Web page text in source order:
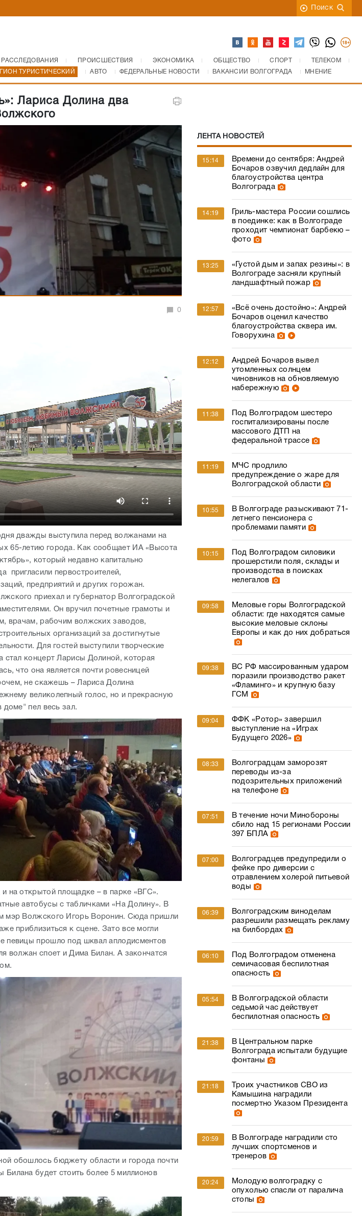
Поиск
РАССЛЕДОВАНИЯ ПРОИСШЕСТВИЯ ЭКОНОМИКА ОБЩЕСТВО СПОРТ
ТЕЛЕКОМ
ТУРИСТИЧЕСКИЙ АВТО ФЕДЕРАЛЬНЫЕ НОВОСТИ ВАКАНСИИ ВОЛГОГРАДА МНЕНИЕ
Лариса Долина два
0
дважды выступила перед волжанами на
65-летию города. Как сообщает ИА «Высота
который недавно капитально
пригласили первостроителей,
предприятий и других горожан.
приехал и губернатор Волгоградской
Он вручил почетные грамоты и
врачам, рабочим волжских заводов,
организаций за достигнутые
Для гостей выступили творческие
стал концерт Ларисы Долиной, которая
что она является почти ровесницей
не скажешь – Лариса Долина
великолепный голос, но и прекрасную
пел весь зал.
на открытой площадке – в парке «ВГС».
автобусы с табличками «На Долину». В
мэр Волжского Игорь Воронин. Сюда пришли
приблизиться к сцене. Зато все могли
певицы прошло под шквал аплодисментов
волжан споет и Дима Билан. А закончатся
обошлось бюджету области и города почти
Билана будет стоить более 5 миллионов
ЛЕНТА НОВОСТЕЙ
15:14
Времени до сентября: Андрей
Бочаров озвучил дедлайн для
благоустройства центра
Волгограда
14:19
Гриль-мастера России сошлись
в поединке: как в Волгограде
проходит чемпионат барбекю –
фото
13:25
«Густой дым и запах резины»: в
Волгограде засняли крупный
ландшафтный пожар
12:57
«Всё очень достойно»: Андрей
Бочаров оценил качество
благоустройства сквера им.
Говорухина
12:12
Андрей Бочаров вывел
утомленных солнцем
чиновников на обновляемую
набережную
11:38
Под Волгоградом шестеро
госпитализированы после
массового ДТП на
федеральной трассе
11:19
МЧС продлило
предупреждение о жаре для
Волгоградской области
10:55
В Волгограде разыскивают 71-
летнего пенсионера с
проблемами памяти
10:15
Под Волгоградом силовики
прошерстили поля, склады и
производства в поисках
нелегалов
09:58
Меловые горы Волгоградской
области: где находятся самые
высокие меловые склоны
Европы и как до них добраться
09:38
ВС РФ массированным ударом
поразили производство ракет
«Фламинго» и крупную базу
ГСМ
09:04
ФФК «Ротор» завершил
выступление на «Играх
Будущего 2026»
08:33
Волгоградцам заморозят
переводы из-за
подозрительных приложений
на телефоне
07:51
В течение ночи Минобороны
сбило над 15 регионами России
397 БПЛА
07:00
Волгоградцев предупредили о
фейке про диверсии с
отравлением холерой питьевой
воды
06:39
Волгоградским виноделам
разрешили размещать рекламу
на билбордах
06:10
Под Волгоградом отменена
семичасовая беспилотная
опасность
05:54
В Волгоградской области
седьмой час действует
беспилотная опасность
21:38
В Центральном парке
Волгограда испытали будущие
фонтаны
21:18
Троих участников СВО из
Камышина наградили
посмертно Указом Президента
20:59
В Волгограде наградили сто
лучших спортсменов и
тренеров
20:24
Молодую волгоградку с
опухолью спасли от паралича
стопы